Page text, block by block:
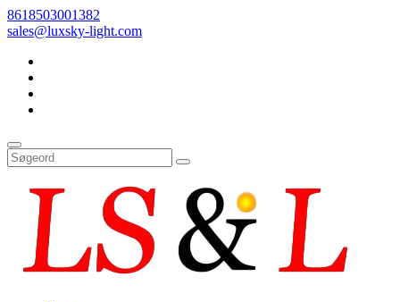
8618503001382
sales@luxsky-light.com